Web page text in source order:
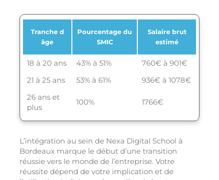
Tranche d
âge
Pourcentage du
SMIC
Salaire brut
estimé
18 à 20 ans 43% à 51%
760€ à 901€
21 à 25 ans
53% à 61%
936€ à 1078€
26 ans et
plus
100% 1766€
L’intégration au sein de Nexa Digital School à
Bordeaux marque le début d’une transition
réussie vers le monde de l’entreprise. Votre
réussite dépend de votre implication et de